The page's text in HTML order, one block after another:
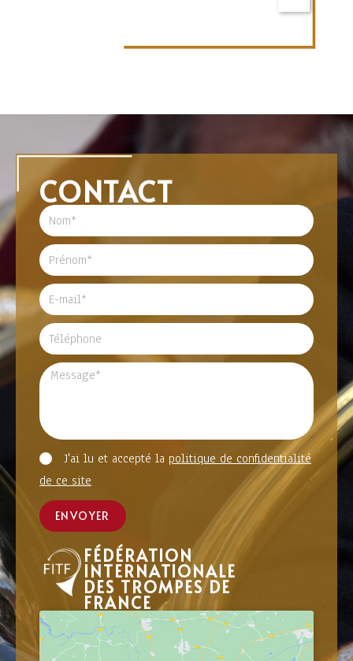
CONTACT
J'ai lu et accepté la politique de confidentialité
de ce site
ENVOYER
FÉDÉRATION
INTERNATIONALE
DES TROMPES DE
FRANCE